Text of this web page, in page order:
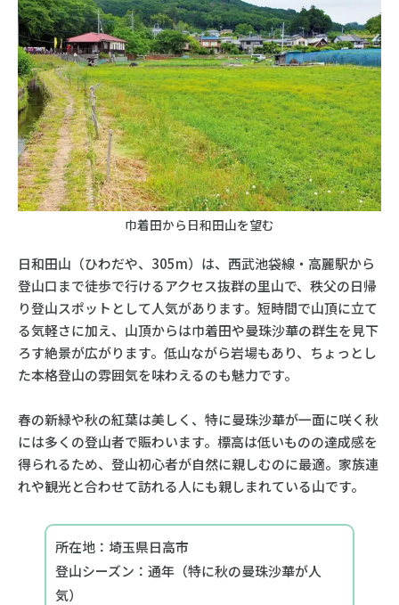
巾着田から日和田山を望む
日和田山（ひわだや、305m）は、西武池袋線・高麗駅から
登山口まで徒歩で行けるアクセス抜群の里山で、秩父の日帰
り登山スポットとして人気があります。短時間で山頂に立て
る気軽さに加え、山頂からは巾着田や曼珠沙華の群生を見下
ろす絶景が広がります。低山ながら岩場もあり、ちょっとし
た本格登山の雰囲気を味わえるのも魅力です。
春の新緑や秋の紅葉は美しく、特に曼珠沙華が一面に咲く秋
には多くの登山者で賑わいます。標高は低いものの達成感を
得られるため、登山初心者が自然に親しむのに最適。家族連
れや観光と合わせて訪れる人にも親しまれている山です。
所在地：埼玉県日高市
登山シーズン：通年（特に秋の曼珠沙華が人
気）